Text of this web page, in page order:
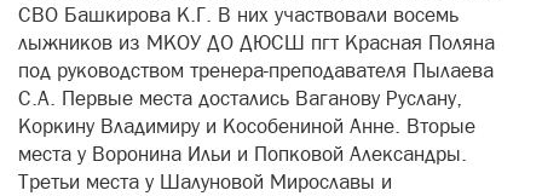
СВО Башкирова К.Г. В них участвовали восемь
лыжников из МКОУ ДО ДЮСШ пгт Красная Поляна
под руководством тренера-преподавателя Пылаева
С.А. Первые места достались Ваганову Руслану,
Коркину Владимиру и Кособениной Анне. Вторые
места у Воронина Ильи и Попковой Александры.
Третьи места у Шалуновой Мирославы и